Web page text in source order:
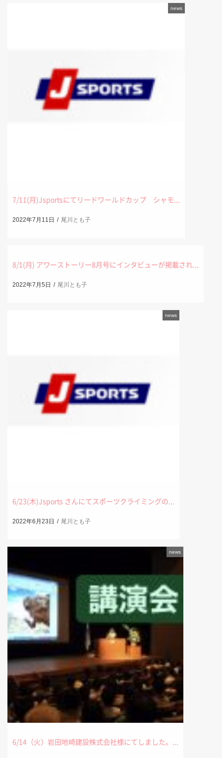
news
7/11(月)Jsportsにてリードワールドカップ シャモ...
2022年7月11日 尾川とも子
8/1(月) アワーストーリー8月号にインタビューが掲載され...
2022年7月5日 尾川とも子
news
6/23(木)Jsports さんにてスポーツクライミングの...
2022年6月23日 尾川とも子
news
6/14（火）岩田地崎建設株式会社様にてしました。...